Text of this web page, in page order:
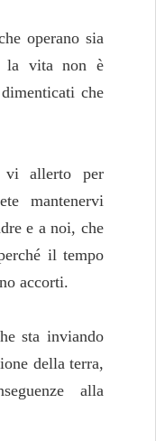
operano sia
la vita non è
che
allerto per
mantenervi
e a noi, che
il tempo
accorti.
sta inviando
della terra,
alla